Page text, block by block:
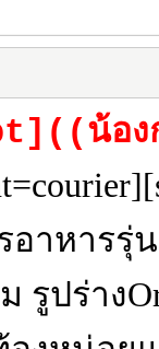
น้อ
อาหาร
รูปร่าง